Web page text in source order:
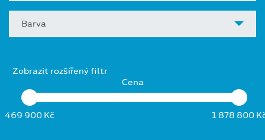
Barva
Zobrazit rozšířený filtr
Cena
469 900 Kč 1 878 800